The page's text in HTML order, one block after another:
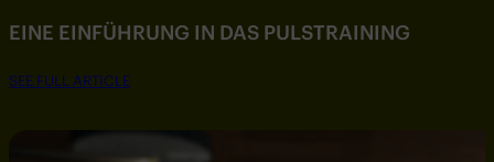
EINE EINFÜHRUNG IN DAS PULSTRAINING
SEE FULL ARTICLE